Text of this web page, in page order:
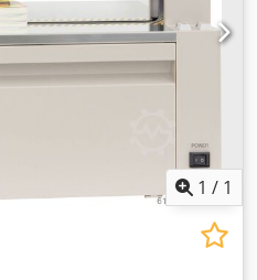
1 / 1